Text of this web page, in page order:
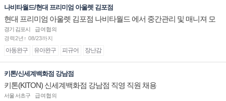
나비타월드/현대 프리미엄 아울렛 김포점
현대 프리미엄 아울렛 김포점 나비타월드 에서 중간관리 및 매니져 모
십니다.
경기 김포시
급여협의
경력2년↑ 08/23까지
아동완구 유아완구 피규어 장난감
키톤/신세계백화점 강남점
키톤(KITON) 신세계백화점 강남점 직영 직원 채용
서울 서초구
급여협의